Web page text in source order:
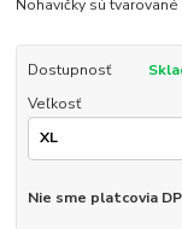
Nohavičky sú tvarované
Dostupnosť
Veľkosť
Nie sme platcovia